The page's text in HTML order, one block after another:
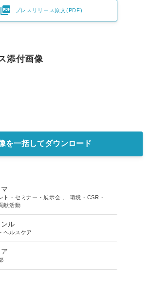
 プレスリリース原文(PDF)
添付画像
を一括してダウンロード
ト・セミナー・展示会
環境・CSR・
献活動
ル
ヘルスケア